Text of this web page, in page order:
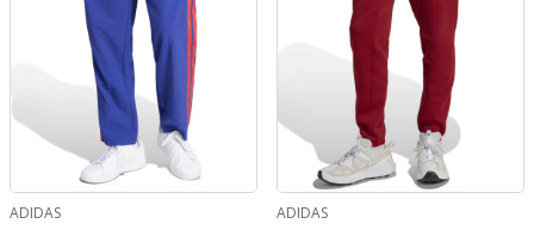
ADIDAS ADIDAS